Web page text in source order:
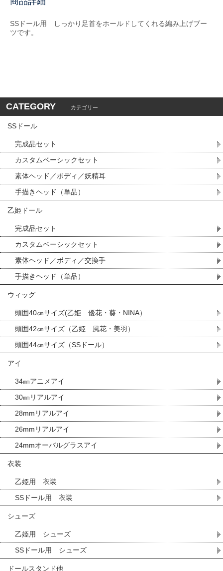
SSドール用 しっかり足首をホールドしてくれる編み上げブー
ツです。
CATEGORY カテゴリー
SSドール
完成品セット
カスタムベーシックセット
素体ヘッド／ボディ／妖精耳
手描きヘッド（単品）
乙姫ドール
完成品セット
カスタムベーシックセット
素体ヘッド／ボディ／交換手
手描きヘッド（単品）
ウィッグ
頭囲40㎝サイズ(乙姫 優花・葵・NINA）
頭囲42㎝サイズ（乙姫 風花・美羽）
頭囲44㎝サイズ（SSドール）
アイ
34㎜アニメアイ
30㎜リアルアイ
28mmリアルアイ
26mmリアルアイ
24mmオーバルグラスアイ
衣装
乙姫用 衣装
SSドール用 衣装
シューズ
乙姫用 シューズ
SSドール用 シューズ
ドールスタンド他